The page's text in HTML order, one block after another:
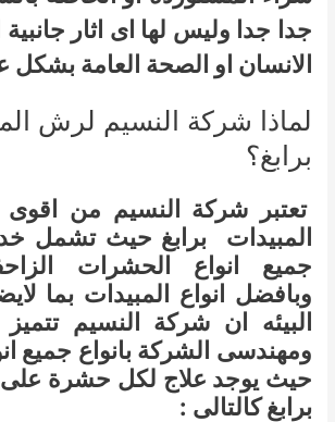
جدا جدا وليس لها اى اثار
الانسان او الصحة العامة بشكل
لماذا شركة النسيم لرش
برابغ؟
تعتبر شركة النسيم من
المبيدات برابغ حيث تشمل
جميع انواع الحشرات
وبافضل انواع المبيدات بما
البيئه ان شركة النسيم تتميز
ومهندسى الشركة بانواع جميع
حيث يوجد علاج لكل حشرة على
برابغ كالتالى :